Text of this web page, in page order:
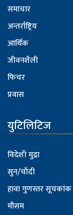
समाचार
अन्तर्राष्ट्रिय
आर्थिक
जीवनशैली
फिचर
प्रवास
युटिलिटिज
विदेशी मुद्रा
सुन/चाँदी
हावा गुणस्तर सूचकांक
मौसम